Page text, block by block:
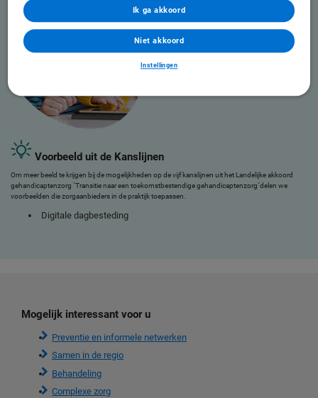
Voorbeeld uit de Kanslijnen
Om meer beeld te krijgen bij de mogelijkheden op de vijf kanslijnen uit het Landelijke akkoord
gehandicaptenzorg ´Transitie naar een toekomstbestendige gehandicaptenzorg´delen we
voorbeelden die zorgaanbieders in de praktijk toepassen.
Digitale dagbesteding
Mogelijk interessant voor u
Preventie en informele netwerken
Samen in de regio
Behandeling
Complexe zorg
Instellingen
Niet akkoord
Ik ga akkoord